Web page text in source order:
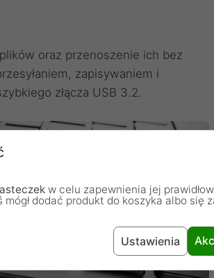
oraz przenoszenie ich bez
zapisywaniem i
złącza USB 3.2.
w celu zapewnienia jej
dodać produkt do koszyka albo się
Ustawienia